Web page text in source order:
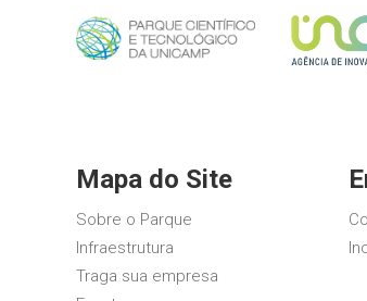
Mapa do Site
Sobre o Parque
Infraestrutura
Traga sua empresa